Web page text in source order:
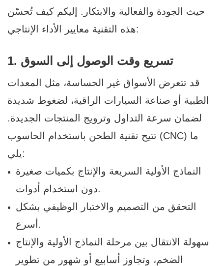
حيث الجودة والفعالية والابتكار. إليكم كيف تُحسّن
هذه التقنية معايير الأداء الإنتاجي:
1. تسريع وقت الوصول إلى السوق
قد تتعرض الأسواق غير الحساسة، مثل المعدات
الطبية أو صناعة السيارات الراقية، لضغوط شديدة
لضمان سرعة التداول وترويج المنتجات الجديدة.
تتيح تقنية الطحن باستخدام الحاسوب (CNC) ما
يلي:
النماذج الأولية السريعة والإنتاج بكميات صغيرة
دون استخدام أدوات.
التحقق من التصميم والاختبار الوظيفي بشكل
أسرع.
سهولة الانتقال بين مرحلة النماذج الأولية والإنتاج
الضخم، وتجاوز أسابيع أو شهور من تطوير